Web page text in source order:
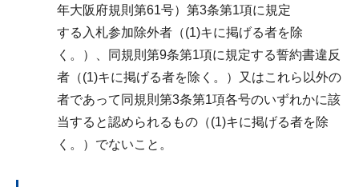
年大阪府規則第61号）第3条第1項に規定
する入札参加除外者（(1)キに掲げる者を除
く。）、同規則第9条第1項に規定する誓約書違反
者（(1)キに掲げる者を除く。）又はこれら以外の
者であって同規則第3条第1項各号のいずれかに該
当すると認められるもの（(1)キに掲げる者を除
く。）でないこと。